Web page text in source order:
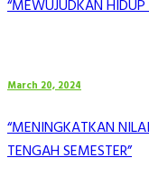
“MEWUJUDKAN
March 20, 2024
“MENINGKATKAN
TENGAH SEMESTER”